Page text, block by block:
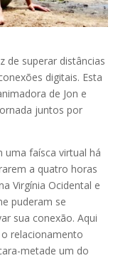
de superar distâncias
digitais. Esta
de Jon e
juntos por
uma faísca virtual há
a quatro horas
Virgínia Ocidental e
puderam se
sua conexão. Aqui
relacionamento
metade um do